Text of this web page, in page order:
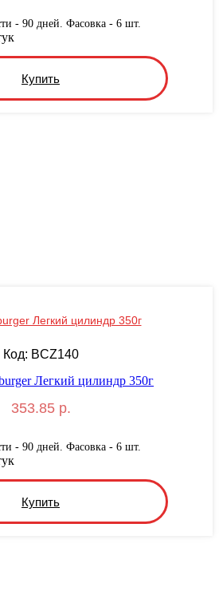
- 90 дней. Фасовка - 6 шт.
Купить
Легкий цилиндр 350г
Код: BCZ140
353.85 р.
- 90 дней. Фасовка - 6 шт.
Купить